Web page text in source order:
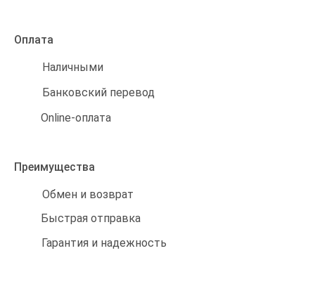
Оплата
Наличными
Банковский перевод
Online-оплата
Преимущества
Обмен и возврат
Быстрая отправка
Гарантия и надежность